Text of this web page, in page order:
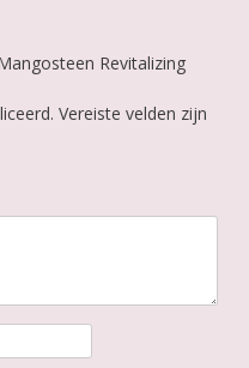
Revitalizing
Vereiste velden zijn